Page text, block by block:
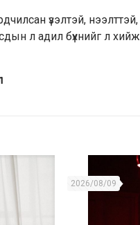
үзэлтэй,
л адил бүхнийг л
2026/08/09